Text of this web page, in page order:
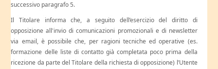
successivo paragrafo 5.
Il Titolare informa che, a seguito dell’esercizio del diritto di
opposizione all'invio di comunicazioni promozionali e di newsletter
via email, è possibile che, per ragioni tecniche ed operative (es.
formazione delle liste di contatto già completata poco prima della
ricezione da parte del Titolare della richiesta di opposizione) l’Utente